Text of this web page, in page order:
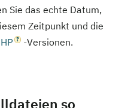
Sie das echte Datum,
Zeitpunkt und die
-Versionen.
so